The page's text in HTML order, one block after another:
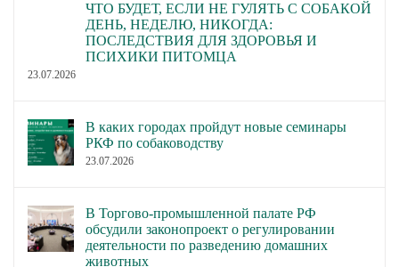
ЧТО БУДЕТ, ЕСЛИ НЕ ГУЛЯТЬ С СОБАКОЙ
ДЕНЬ, НЕДЕЛЮ, НИКОГДА:
ПОСЛЕДСТВИЯ ДЛЯ ЗДОРОВЬЯ И
ПСИХИКИ ПИТОМЦА
23.07.2026
В каких городах пройдут новые семинары
РКФ по собаководству
23.07.2026
В Торгово-промышленной палате РФ
обсудили законопроект о регулировании
деятельности по разведению домашних
животных